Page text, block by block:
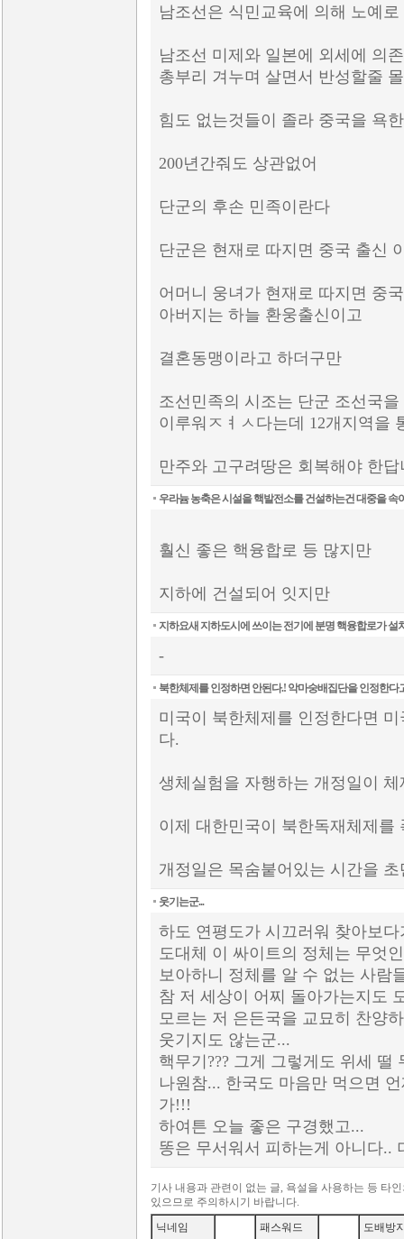
남조선은 식민교육에 의해 노예
남조선 미제와 일본에 외세에 의
총부리 겨누며 살면서 반성할줄
힘도 없는것들이 졸라 중국을 욕
200년간줘도 상관없어
단군의 후손 민족이란다
단군은 현재로 따지면 중국 출신
어머니 웅녀가 현재로 따지면 중
아버지는 하늘 환웅출신이고
결혼동맹이라고 하더구만
조선민족의 시조는 단군 조선국
이루워ㅤㅈㅕㅅ다는데 12개지역
만주와 고구려땅은 회복해야 한
우라늄 농축은 시설을 핵발전소를 건설하는건 대중을 속
훨신 좋은 핵융합로 등 많지만
지하에 건설되어 잇지만
지하요새 지하도시에 쓰이는 전기에 분명 핵융합로가 설
-
북한체제를 인정하면 안된다.! 악마숭배집단을 인정한다
미국이 북한체제를 인정한다면
다.
생체실험을 자행하는 개정일이
이제 대한민국이 북한독재체제를
개정일은 목숨붙어있는 시간을
웃기는군...
하도 연평도가 시끄러워 찾아보
도대체 이 싸이트의 정체는 무엇
보아하니 정체를 알 수 없는 사람
참 저 세상이 어찌 돌아가는지도
모르는 저 은든국을 교묘히 찬양
웃기지도 않는군...
핵무기??? 그게 그렇게도 위세 떨
나원참... 한국도 마음만 먹으면
가!!!
하여튼 오늘 좋은 구경했고...
똥은 무서워서 피하는게 아니다..
기사 내용과 관련이 없는 글, 욕설을 사용하는 등 타
있으므로 주의하시기 바랍니다.
닉네임
패스워드 도배방